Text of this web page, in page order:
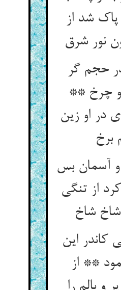
شد از
حجم گر
چرخ **
در او زین
آسمان بس
از تنگی
کاندر این
** از
و بالم را